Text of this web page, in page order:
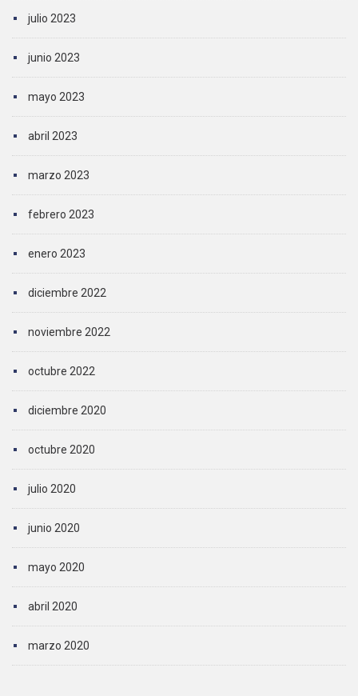
julio 2023
junio 2023
mayo 2023
abril 2023
marzo 2023
febrero 2023
enero 2023
diciembre 2022
noviembre 2022
octubre 2022
diciembre 2020
octubre 2020
julio 2020
junio 2020
mayo 2020
abril 2020
marzo 2020